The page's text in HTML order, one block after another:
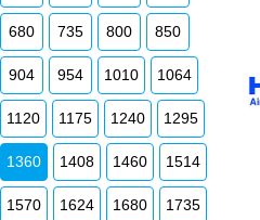
680 735 800 850
904 954 1010 1064
1120 1175 1240 1295
1360 1408 1460 1514
1570 1624 1680 1735